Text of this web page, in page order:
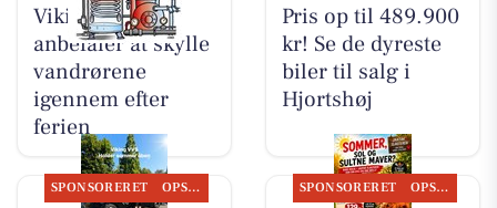
Viking VVS
anbefaler at skylle
vandrørene
igennem efter
ferien
Pris op til 489.900
kr! Se de dyreste
biler til salg i
Hjortshøj
SPONSORERET OPSLAGSTAVLEN SPONSORERET OPSLAGSTAVLEN